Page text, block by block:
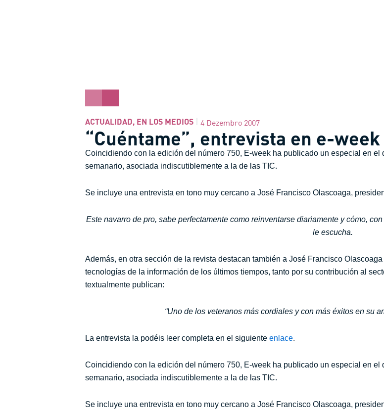
ACTUALIDAD, EN LOS MEDIOS 4 Dezembro 2007
“Cuéntame”, entrevista en e-
Coincidiendo con la edición del número 750, E-week ha publicado un especial en el
semanario, asociada indiscutiblemente a la de las TIC.
Se incluye una entrevista en tono muy cercano a José Francisco Olascoaga,
Este navarro de pro, sabe perfectamente como reinventarse diariamente y cómo,
le escucha.
Además, en otra sección de la revista destacan también a José Francisco
tecnologías de la información de los últimos tiempos, tanto por su contribución al
textualmente publican:
“Uno de los veteranos más cordiales y con más éxitos en su
La entrevista la podéis leer completa en el siguiente enlace.
Coincidiendo con la edición del número 750, E-week ha publicado un especial en el
semanario, asociada indiscutiblemente a la de las TIC.
Se incluye una entrevista en tono muy cercano a José Francisco Olascoaga,